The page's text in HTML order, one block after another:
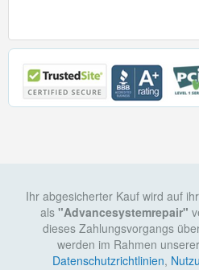
Ihr abgesicherter Kauf wird auf
als "Advancesystemrepair"
dieses Zahlungsvorgangs
werden im Rahmen
Datenschutzrichtlinien,